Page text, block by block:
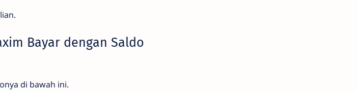
Bayar dengan Saldo
di bawah ini.